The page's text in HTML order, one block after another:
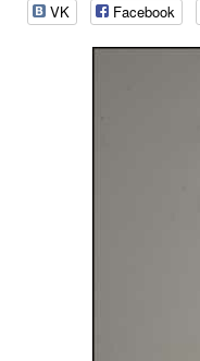
VK Facebook